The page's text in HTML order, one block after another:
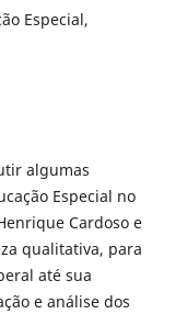
Especial,
algumas
Especial no
Cardoso e
qualitativa, para
até sua
e análise dos